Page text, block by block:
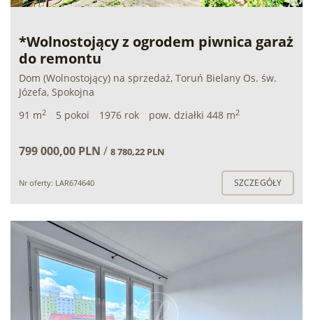
*Wolnostojący z ogrodem piwnica garaż
do remontu
Dom (Wolnostojący) na sprzedaż, Toruń Bielany Os. św.
Józefa, Spokojna
91 m2 5 pokoi 1976 rok pow. działki 448 m2
799 000,00 PLN / 8 780,22 PLN
Nr oferty: LAR674640 SZCZEGÓŁY